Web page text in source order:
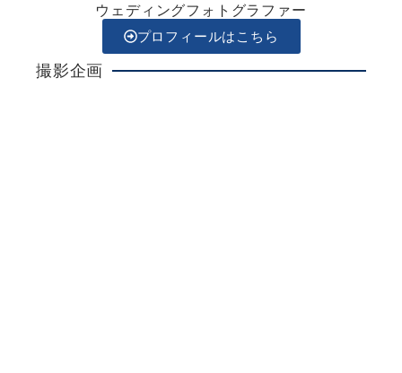
ウェディングフォトグラファー
プロフィールはこちら
撮影企画